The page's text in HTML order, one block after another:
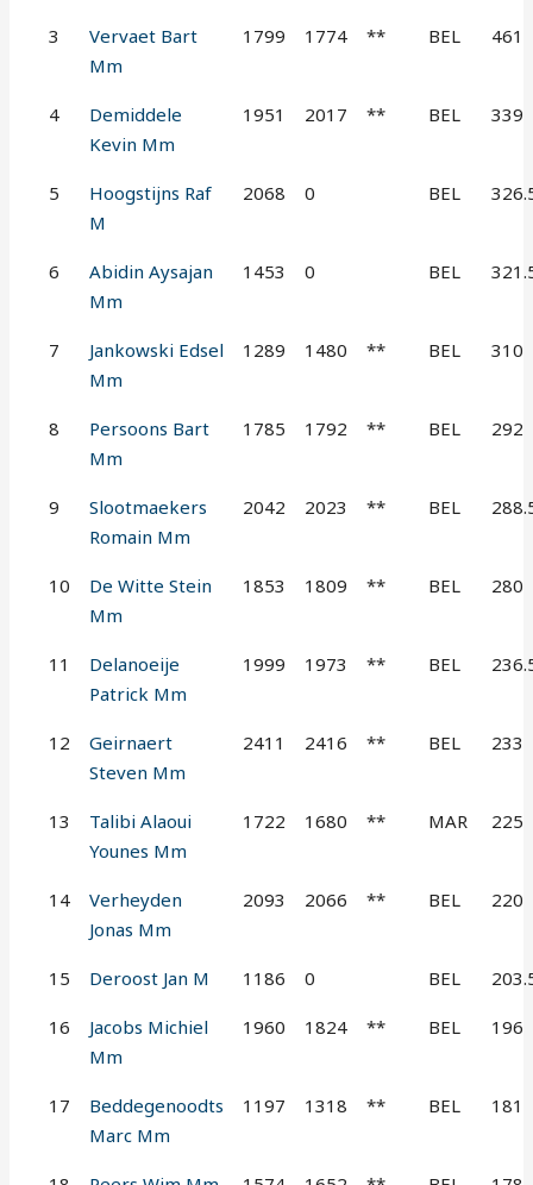
3
Vervaet Bart
Mm
1799 1774 ** BEL 461
4
Demiddele
Kevin Mm
1951 2017 ** BEL 339
5
Hoogstijns Raf
M
2068 0 BEL
6
Abidin Aysajan
Mm
1453 0 BEL
7
Jankowski Edsel
Mm
1289 1480 ** BEL 310
8
Persoons Bart
Mm
1785 1792 ** BEL 292
9
Slootmaekers
Romain Mm
2042 2023 ** BEL
10
De Witte Stein
Mm
1853 1809 ** BEL 280
11
Delanoeije
Patrick Mm
1999 1973 ** BEL
12
Geirnaert
Steven Mm
2411 2416 ** BEL 233
13
Talibi Alaoui
Younes Mm
1722 1680 ** MAR 225
14
Verheyden
Jonas Mm
2093 2066 ** BEL 220
15 Deroost Jan M 1186 0 BEL
16
Jacobs Michiel
Mm
1960 1824 ** BEL 196
17
Beddegenoodts
Marc Mm
1197 1318 ** BEL 181